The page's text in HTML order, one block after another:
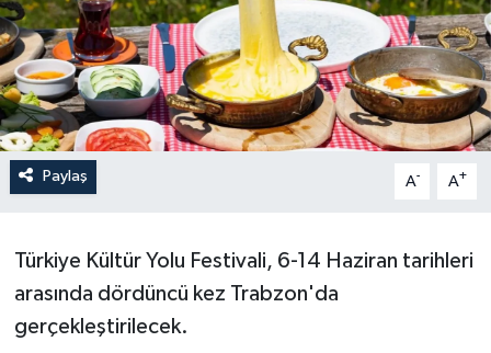
Paylaş A- A+
Türkiye Kültür Yolu Festivali, 6-14 Haziran tarihleri
arasında dördüncü kez Trabzon'da
gerçekleştirilecek.